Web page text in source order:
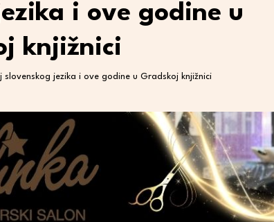
i ove godine u
knjižnici
slovenskog jezika i ove godine u Gradskoj knjižnici